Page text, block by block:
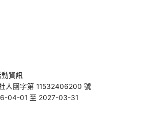
資訊
人團字第 11532406200 號
04-01 至 2027-03-31